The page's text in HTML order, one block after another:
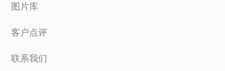
图片库
客户点评
联系我们